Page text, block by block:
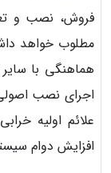
فروش، نصب و
مطلوب خواهد
هماهنگی با
اجرای نصب
علائم اولیه
افزایش دوام